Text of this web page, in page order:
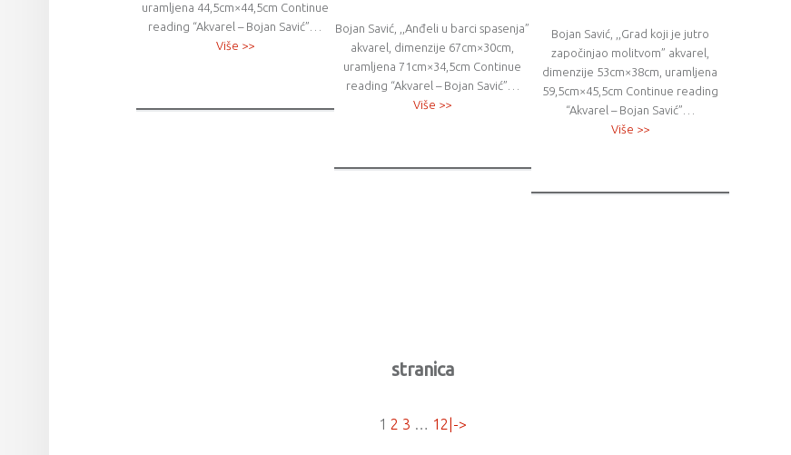
uramljena 44,5cm×44,5cm Continue
reading “Akvarel – Bojan Savić”…
Više >>
Bojan Savić, ,,Anđeli u barci spasenja”
akvarel, dimenzije 67cm×30cm,
uramljena 71cm×34,5cm Continue
reading “Akvarel – Bojan Savić”…
Više >>
Bojan Savić, ,,Grad koji je jutro
započinjao molitvom” akvarel,
dimenzije 53cm×38cm, uramljena
59,5cm×45,5cm Continue reading
“Akvarel – Bojan Savić”…
Više >>
stranica
1 2 3 … 12 |->